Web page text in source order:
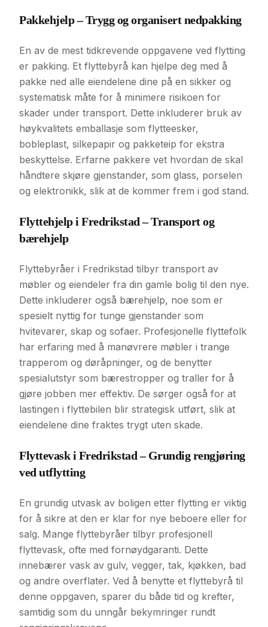
Pakkehjelp – Trygg og organisert nedpakking
En av de mest tidkrevende oppgavene ved flytting
er pakking. Et flyttebyrå kan hjelpe deg med å
pakke ned alle eiendelene dine på en sikker og
systematisk måte for å minimere risikoen for
skader under transport. Dette inkluderer bruk av
høykvalitets emballasje som flytteesker,
bobleplast, silkepapir og pakketeip for ekstra
beskyttelse. Erfarne pakkere vet hvordan de skal
håndtere skjøre gjenstander, som glass, porselen
og elektronikk, slik at de kommer frem i god stand.
Flyttehjelp i Fredrikstad – Transport og
bærehjelp
Flyttebyråer i Fredrikstad tilbyr transport av
møbler og eiendeler fra din gamle bolig til den nye.
Dette inkluderer også bærehjelp, noe som er
spesielt nyttig for tunge gjenstander som
hvitevarer, skap og sofaer. Profesjonelle flyttefolk
har erfaring med å manøvrere møbler i trange
trapperom og døråpninger, og de benytter
spesialutstyr som bærestropper og traller for å
gjøre jobben mer effektiv. De sørger også for at
lastingen i flyttebilen blir strategisk utført, slik at
eiendelene dine fraktes trygt uten skade.
Flyttevask i Fredrikstad – Grundig rengjøring
ved utflytting
En grundig utvask av boligen etter flytting er viktig
for å sikre at den er klar for nye beboere eller for
salg. Mange flyttebyråer tilbyr profesjonell
flyttevask, ofte med fornøydgaranti. Dette
innebærer vask av gulv, vegger, tak, kjøkken, bad
og andre overflater. Ved å benytte et flyttebyrå til
denne oppgaven, sparer du både tid og krefter,
samtidig som du unngår bekymringer rundt